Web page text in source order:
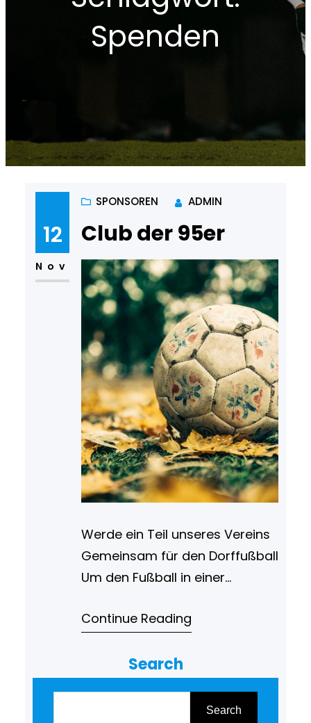
Spenden
12
Nov
SPONSOREN ADMIN
Club der 95er
Werde ein Teil unseres Vereins
Gemeinsam für den Dorffußball
Um den Fußball in einer
Leben zu erhalten bedarf es viel
Herzblut und erfordert viel
Continue Reading
Search
Search